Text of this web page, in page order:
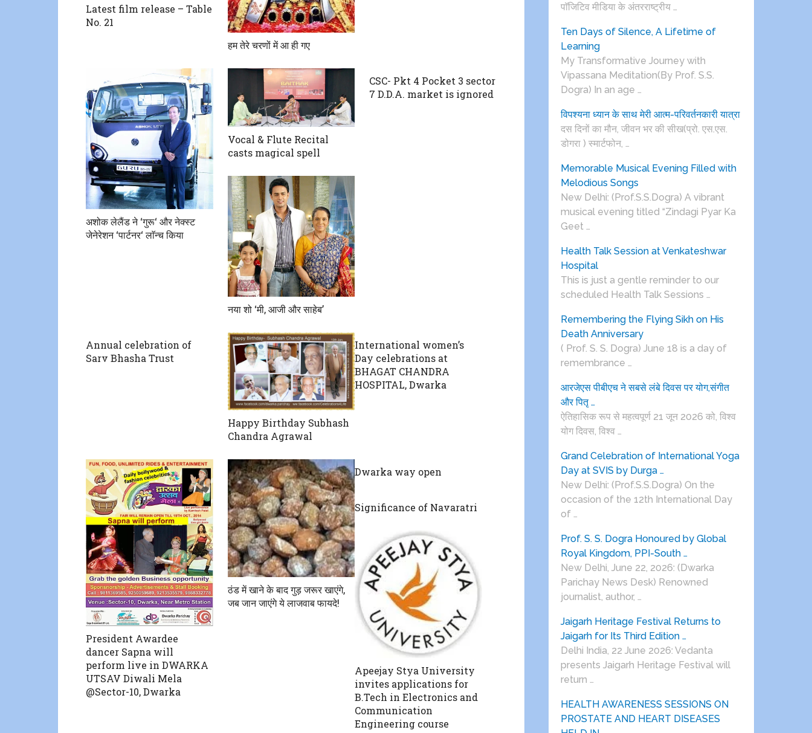
Latest film release – Table
No. 21
हम तेरे चरणों में आ ही गए
अशोक लेलैंड ने ‘गुरू‘ और नेक्स्ट
जेनेरेशन ‘पार्टनर‘ लाॅन्च किया
Vocal & Flute Recital
casts magical spell
CSC- Pkt 4 Pocket 3 sector
7 D.D.A. market is ignored
नया शो ‘मी, आजी और साहेब’
Annual celebration of
Sarv Bhasha Trust
Happy Birthday Subhash
Chandra Agrawal
International women’s
Day celebrations at
BHAGAT CHANDRA
HOSPITAL, Dwarka
President Awardee
dancer Sapna will
perform live in DWARKA
UTSAV Diwali Mela
@Sector-10, Dwarka
ठंड में खाने के बाद गुड़ जरूर खाएंगे,
जब जान जाएंगे ये लाजवाब फायदे!
Dwarka way open
Significance of Navaratri
Apeejay Stya University
invites applications for
B.Tech in Electronics and
Communication
Engineering course
पाॅजिटिव मीडिया के अंतरराष्ट्रीय …
Ten Days of Silence, A Lifetime of
Learning
My Transformative Journey with
Vipassana Meditation(By Prof. S.S.
Dogra) In an age …
विपश्यना ध्यान के साथ मेरी आत्म-परिवर्तनकारी यात्रा
दस दिनों का मौन, जीवन भर की सीख(प्रो. एस.एस.
डोगरा ) स्मार्टफोन, …
Memorable Musical Evening Filled with
Melodious Songs
New Delhi: (Prof.S.S.Dogra) A vibrant
musical evening titled “Zindagi Pyar Ka
Geet …
Health Talk Session at Venkateshwar
Hospital
This is just a gentle reminder to our
scheduled Health Talk Sessions …
Remembering the Flying Sikh on His
Death Anniversary
( Prof. S. S. Dogra) June 18 is a day of
remembrance …
आरजेएस पीबीएच ने सबसे लंबे दिवस पर योग,संगीत
और पितृ …
ऐतिहासिक रूप से महत्वपूर्ण 21 जून 2026 को, विश्व
योग दिवस, विश्व …
Grand Celebration of International Yoga
Day at SVIS by Durga …
New Delhi: (Prof.S.S.Dogra) On the
occasion of the 12th International Day
of …
Prof. S. S. Dogra Honoured by Global
Royal Kingdom, PPI-South …
New Delhi, June 22, 2026: (Dwarka
Parichay News Desk) Renowned
journalist, author, …
Jaigarh Heritage Festival Returns to
Jaigarh for Its Third Edition …
Delhi India, 22 June 2026: Vedanta
presents Jaigarh Heritage Festival will
return …
HEALTH AWARENESS SESSIONS ON
PROSTATE AND HEART DISEASES